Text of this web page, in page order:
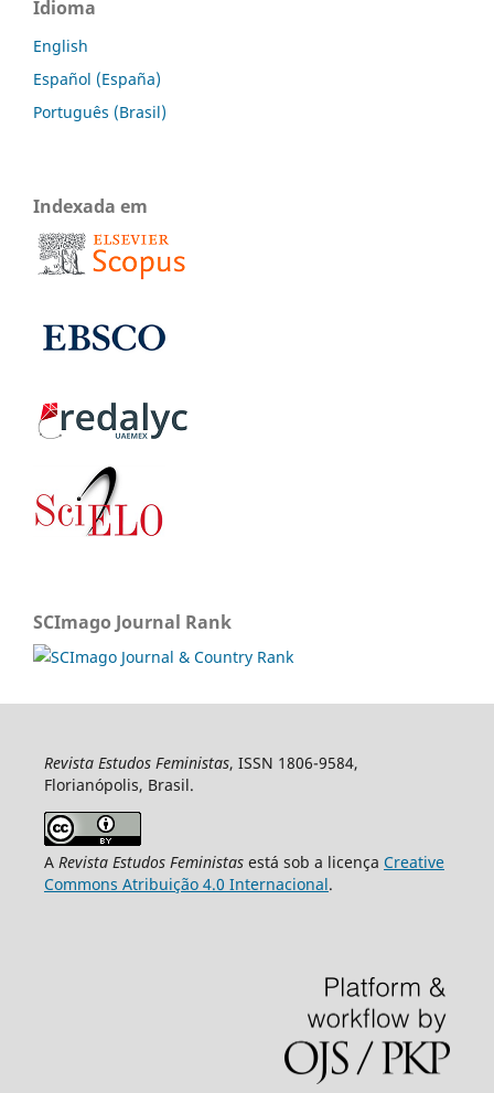
Idioma
English
Español (España)
Português (Brasil)
Indexada em
SCImago Journal Rank
Revista Estudos Feministas, ISSN 1806-9584,
Florianópolis, Brasil.
A Revista Estudos Feministasestá sob a licença Creative
Commons Atribuição 4.0 Internacional.